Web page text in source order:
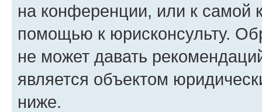
на конференции, или к самой
помощью к юрисконсульту.
не может давать
является объектом
ниже.